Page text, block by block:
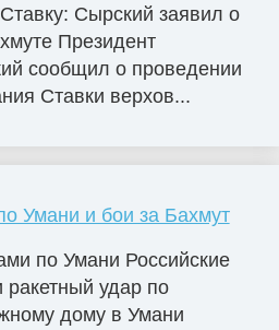
Сырский заявил о
Президент
сообщил о проведении
Ставки верхов...
Умани и бои за Бахмут
по Умани Российские
ракетный удар по
дому в Умани